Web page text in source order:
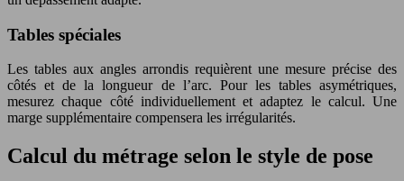
Tables spéciales
Les tables aux angles arrondis requièrent une mesure précise des
côtés et de la longueur de l’arc. Pour les tables asymétriques,
mesurez chaque côté individuellement et adaptez le calcul. Une
marge supplémentaire compensera les irrégularités.
Calcul du métrage selon le style de pose